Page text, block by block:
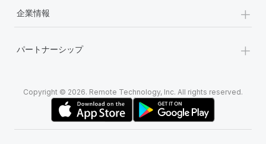
企業情報 +
パートナーシップ +
Copyright © 2026. Remote Technology, Inc. All rights reserved.